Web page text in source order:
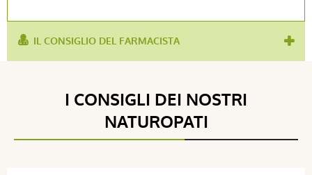
IL CONSIGLIO DEL FARMACISTA
I CONSIGLI DEI NOSTRI
NATUROPATI